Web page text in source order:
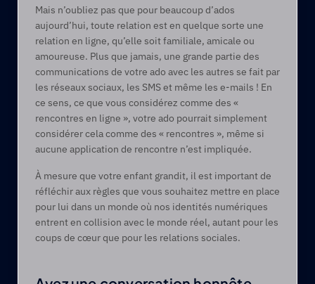
Mais n’oubliez pas que pour beaucoup d’ados
aujourd’hui, toute relation est en quelque sorte une
relation en ligne, qu’elle soit familiale, amicale ou
amoureuse. Plus que jamais, une grande partie des
communications de votre ado avec les autres se fait par
les réseaux sociaux, les SMS et même les e-mails ! En
ce sens, ce que vous considérez comme des «
rencontres en ligne », votre ado pourrait simplement
considérer cela comme des « rencontres », même si
aucune application de rencontre n’est impliquée.
À mesure que votre enfant grandit, il est important de
réfléchir aux règles que vous souhaitez mettre en place
pour lui dans un monde où nos identités numériques
entrent en collision avec le monde réel, autant pour les
coups de cœur que pour les relations sociales.